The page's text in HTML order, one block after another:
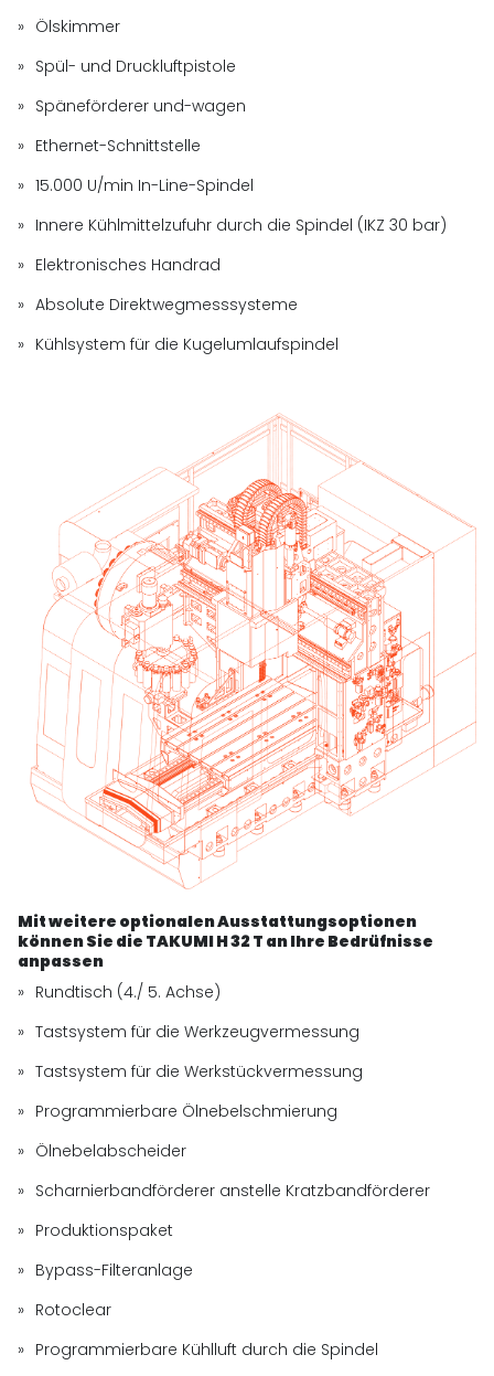
Ölskimmer
Spül- und Druckluftpistole
Späneförderer und-wagen
Ethernet-Schnittstelle
15.000 U/min In-Line-Spindel
Innere Kühlmittelzufuhr durch die Spindel (IKZ 30 bar)
Elektronisches Handrad
Absolute Direktwegmesssysteme
Kühlsystem für die Kugelumlaufspindel
Mit weitere optionalen Ausstattungsoptionen
können Sie die TAKUMI H 32 T an Ihre Bedrüfnisse
anpassen
Rundtisch (4./ 5. Achse)
Tastsystem für die Werkzeugvermessung
Tastsystem für die Werkstückvermessung
Programmierbare Ölnebelschmierung
Ölnebelabscheider
Scharnierbandförderer anstelle Kratzbandförderer
Produktionspaket
Bypass-Filteranlage
Rotoclear
Programmierbare Kühlluft durch die Spindel